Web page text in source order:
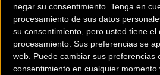
negar su consentimiento. Tenga en
procesamiento de sus datos
su consentimiento, pero usted tiene
procesamiento. Sus preferencias se
web. Puede cambiar sus preferencias
consentimiento en cualquier
marco de la Sea Otter Europe se celebrará
el 9 de Junio. La final de la Marathon Cup
encuadrada dentro del amplio programa
Mountain Festival, el 1 de Julio.